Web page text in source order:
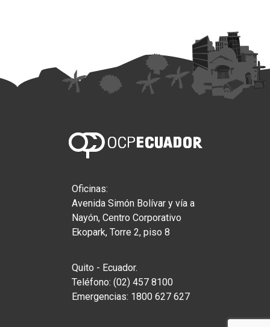
Oficinas:
Avenida Simón Bolívar y vía a
Nayón, Centro Corporativo
Ekopark, Torre 2, piso 8
Quito - Ecuador.
Teléfono: (02) 457 8100
Emergencias: 1800 627 627